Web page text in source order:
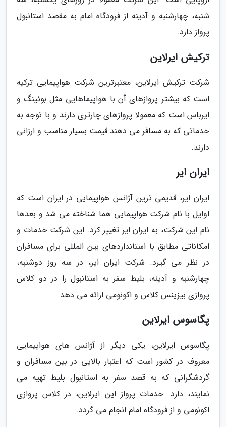
شنبه، چهارشنبه و آدینه از فرودگاه امام به مقصد استانبول
پرواز دارد.
ترکیش ایرلاین
شرکت ترکیش ایرلاین، معتبرترین شرکت هواپیمایی ترکیه
است که بیشتر پروازهای آن با هواپیماهایی مثل بوئینگ و
ایرباس است که معمولا پروازهای چارتری دارند و با توجه به
خدماتی که به مسافر می دهند قیمت بسیار مناسب و ارزانی
دارند.
ایران ایر
ایران ایر، قدیمی ترین آژانس هواپیمایی در ایران است که
اوایل با نام شرکت هواپیمایی هما شناخته می شد و بعدها
نام این شرکت، به ایران ایر تغییر کرد. این شرکت خدمات و
امکاناتی مطابق با استانداردهای بین المللی برای مسافران
در نظر می گیرد. شرکت ایران ایر، در سه روز دوشنبه،
چهارشنبه و آدینه، بلیط سفر به استانبول را در دو کلاس
پروازی بیزینس کلاس و اکونومی ارائه می دهد.
پگاسوس ایرلاین
پگاسوس ایرلاین، یکی دیگر از آژانس های هواپیمایی
معروف در کشور است که اعتبار بالایی در بین مسافران و
گردشگرانی که به قصد سفر به استانبول بلیط تهیه می
نمایند، دارد. خدمات پرواز این ایرلاین، در کلاس پروازی
اکونومی و از فرودگاه امام انجام می گردد.